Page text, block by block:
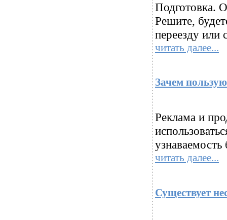
Подготовка.
Решите,
переезду или
читать далее...
Зачем
Реклама и
читать далее...
Существует